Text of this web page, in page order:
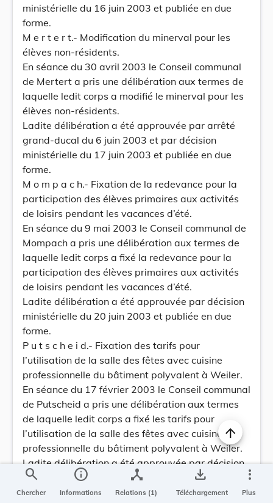
ministérielle du 16 juin 2003 et publiée en due
forme.
M e r t e r t.- Modification du minerval pour les
élèves non-résidents.
En séance du 30 avril 2003 le Conseil communal
de Mertert a pris une délibération aux termes de
laquelle ledit corps a modifié le minerval pour les
élèves non-résidents.
Ladite délibération a été approuvée par arrêté
grand-ducal du 6 juin 2003 et par décision
ministérielle du 17 juin 2003 et publiée en due
forme.
M o m p a c h.- Fixation de la redevance pour la
participation des élèves primaires aux activités
de loisirs pendant les vacances d’été.
En séance du 9 mai 2003 le Conseil communal de
Mompach a pris une délibération aux termes de
laquelle ledit corps a fixé la redevance pour la
participation des élèves primaires aux activités
de loisirs pendant les vacances d’été.
Ladite délibération a été approuvée par décision
ministérielle du 20 juin 2003 et publiée en due
forme.
P u t s c h e i d.- Fixation des tarifs pour
l’utilisation de la salle des fêtes avec cuisine
professionnelle du bâtiment polyvalent à Weiler.
En séance du 17 février 2003 le Conseil communal
de Putscheid a pris une délibération aux termes
de laquelle ledit corps a fixé les tarifs pour
l’utilisation de la salle des fêtes avec cuisine
professionnelle du bâtiment polyvalent à Weiler.
Ladite délibération a été approuvée par décision
ministérielle du 22 mai 2003 et publiée en due
forme.
search
Chercher
info
Informations
device_hub
Relations (1)
save_alt
Téléchargement
more_vert
Plus